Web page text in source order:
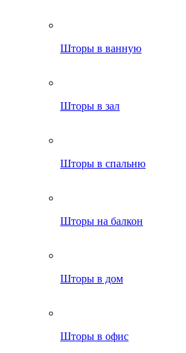
Шторы в ванную
Шторы в зал
Шторы в спальню
Шторы на балкон
Шторы в дом
Шторы в офис